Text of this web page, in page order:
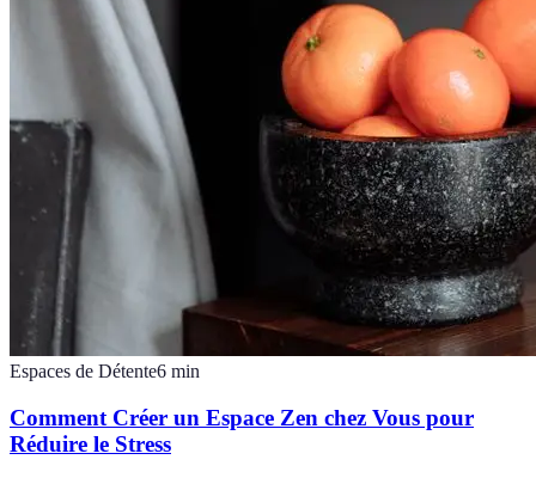
Espaces de Détente6 min
Comment Créer un Espace Zen chez Vous pour
Réduire le Stress